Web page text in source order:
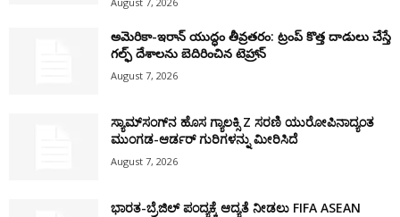
అమెరికా-ఇరాన్ యుద్ధం తీవ్రతరం: ట్రంప్ కొత్త దాడులు చేస్తే
గల్ఫ్ దేశాలను బెదిరించిన టెహ్రాన్
August 7, 2026
ಸ್ಯಾಮ್‌ಸಂಗ್‌ನ ಹೊಸ ಗ್ಯಾಲಕ್ಸಿ Z ಸರಣಿ ಯುರೋಪಿನಾದ್ಯಂತ
ಮುಂಗಡ-ಆರ್ಡರ್ ಗುರಿಗಳನ್ನು ಮೀರಿಸಿದೆ
August 7, 2026
ಭಾರತ-ಬ್ರೆಜಿಲ್ ಪಂದ್ಯಕ್ಕೆ ಆದ್ಯತೆ ನೀಡಲು FIFA ASEAN